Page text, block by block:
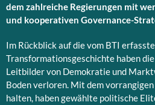
dem zahlreiche Regierungen mit
und kooperativen Governance-
Im Rückblick auf die vom BTI
Transformationsgeschichte haben
Leitbilder von Demokratie und
Boden verloren. Mit dem
halten, haben gewählte politische